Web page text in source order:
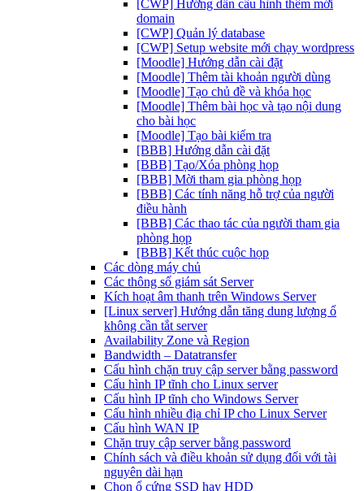
[CWP] Hướng dẫn cấu hình thêm mới
domain
[CWP] Quản lý database
[CWP] Setup website mới chạy wordpress
[Moodle] Hướng dẫn cài đặt
[Moodle] Thêm tài khoản người dùng
[Moodle] Tạo chủ đề và khóa học
[Moodle] Thêm bài học và tạo nội dung
cho bài học
[Moodle] Tạo bài kiểm tra
[BBB] Hướng dẫn cài đặt
[BBB] Tạo/Xóa phòng họp
[BBB] Mời tham gia phòng họp
[BBB] Các tính năng hỗ trợ của người
điều hành
[BBB] Các thao tác của người tham gia
phòng họp
[BBB] Kết thúc cuộc họp
Các dòng máy chủ
Các thông số giám sát Server
Kích hoạt âm thanh trên Windows Server
[Linux server] Hướng dẫn tăng dung lượng ổ
không cần tắt server
Availability Zone và Region
Bandwidth – Datatransfer
Cấu hình chặn truy cập server bằng password
Cấu hình IP tĩnh cho Linux server
Cấu hình IP tĩnh cho Windows Server
Cấu hình nhiều địa chỉ IP cho Linux Server
Cấu hình WAN IP
Chặn truy cập server bằng password
Chính sách và điều khoản sử dụng đối với tài
nguyên dài hạn
Chọn ổ cứng SSD hay HDD